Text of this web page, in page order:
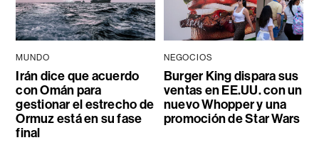
MUNDO
Irán dice que acuerdo
con Omán para
gestionar el estrecho de
Ormuz está en su fase
final
NEGOCIOS
Burger King dispara sus
ventas en EE.UU. con un
nuevo Whopper y una
promoción de Star Wars